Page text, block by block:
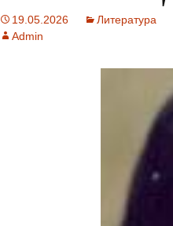
19.05.2026 Литература
Admin